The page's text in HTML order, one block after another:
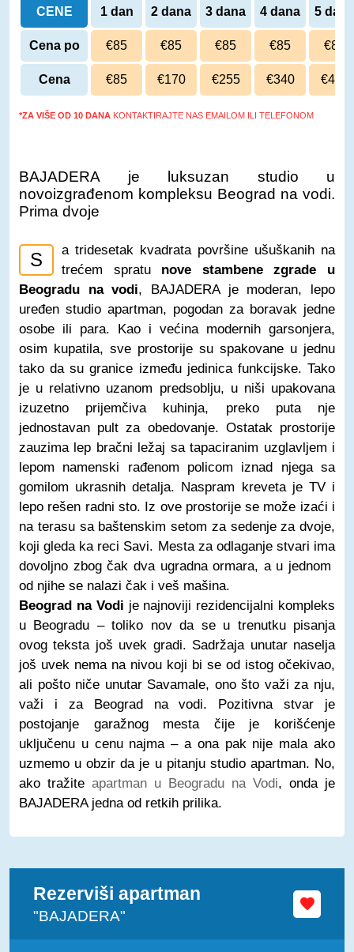
Rezerviši apartman
"BAJADERA"
CENE 1 dan 2 dana 3 dana 4 dana 5 dana
Cena po
danu
€85 €85 €85 €85 €85
Cena €85 €170 €255 €340 €425
*ZA VIŠE OD 10 DANA KONTAKTIRAJTE NAS EMAILOM ILI TELEFONOM
BAJADERA je luksuzan studio u
novoizgrađenom kompleksu Beograd na vodi.
Prima dvoje
S
a tridesetak kvadrata površine ušuškanih na
trećem spratu nove stambene zgrade u
Beogradu na vodi, BAJADERA je moderan, lepo
uređen studio apartman, pogodan za boravak jedne
osobe ili para. Kao i većina modernih garsonjera,
osim kupatila, sve prostorije su spakovane u jednu
tako da su granice između jedinica funkcijske. Tako
je u relativno uzanom predsoblju, u niši upakovana
izuzetno prijemčiva kuhinja, preko puta nje
jednostavan pult za obedovanje. Ostatak prostorije
zauzima lep bračni ležaj sa tapaciranim uzglavljem i
lepom namenski rađenom policom iznad njega sa
gomilom ukrasnih detalja. Naspram kreveta je TV i
lepo rešen radni sto. Iz ove prostorije se može izaći i
na terasu sa baštenskim setom za sedenje za dvoje,
koji gleda ka reci Savi. Mesta za odlaganje stvari ima
dovoljno zbog čak dva ugradna ormara, a u jednom
od njihe se nalazi čak i veš mašina.
Beograd na Vodi je najnoviji rezidencijalni kompleks
u Beogradu – toliko nov da se u trenutku pisanja
ovog teksta još uvek gradi. Sadržaja unutar naselja
još uvek nema na nivou koji bi se od istog očekivao,
ali pošto niče unutar Savamale, ono što važi za nju,
važi i za Beograd na vodi. Pozitivna stvar je
postojanje garažnog mesta čije je korišćenje
uključenu u cenu najma – a ona pak nije mala ako
uzmemo u obzir da je u pitanju studio apartman. No,
ako tražite apartman u Beogradu na Vodi, onda je
BAJADERA jedna od retkih prilika.